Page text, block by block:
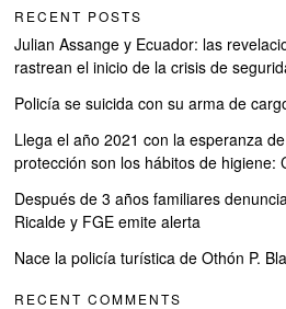
RECENT POSTS
Julian Assange y Ecuador: las
rastrean el inicio de la crisis de
Policía se suicida con su arma de
Llega el año 2021 con la esperanza
protección son los hábitos de higiene:
Después de 3 años familiares
Ricalde y FGE emite alerta
Nace la policía turística de Othón P.
RECENT COMMENTS